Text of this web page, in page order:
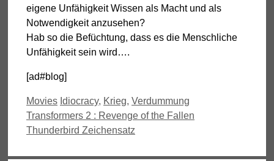
eigene Unfähigkeit Wissen als Macht und als
Notwendigkeit anzusehen?
Hab so die Befüchtung, dass es die Menschliche
Unfähigkeit sein wird….
[ad#blog]
Kategorien
Movies Schlagwörter
Idiocracy, Krieg, Verdummung
Transformers 2 : Revenge of the Fallen
Thunderbird Zeichensatz